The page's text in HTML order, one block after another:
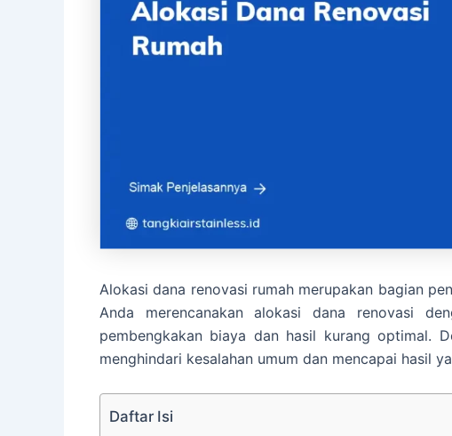
Alokasi dana renovasi rumah merupakan bagian
Anda merencanakan alokasi dana renovasi
pembengkakan biaya dan hasil kurang optimal.
menghindari kesalahan umum dan mencapai hasil
Daftar Isi